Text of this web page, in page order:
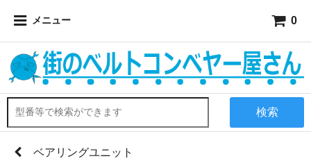
メニュー 0
検索
ベアリングユニット